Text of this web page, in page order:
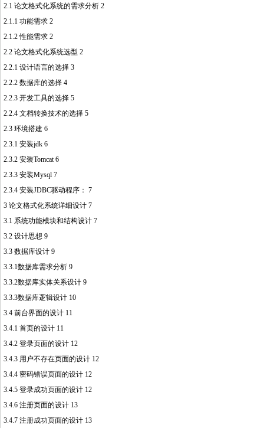
2.1 论文格式化系统的需求分析 2
2.1.1 功能需求 2
2.1.2 性能需求 2
2.2 论文格式化系统选型 2
2.2.1 设计语言的选择 3
2.2.2 数据库的选择 4
2.2.3 开发工具的选择 5
2.2.4 文档转换技术的选择 5
2.3 环境搭建 6
2.3.1 安装jdk 6
2.3.2 安装Tomcat 6
2.3.3 安装Mysql 7
2.3.4 安装JDBC驱动程序： 7
3 论文格式化系统详细设计 7
3.1 系统功能模块和结构设计 7
3.2 设计思想 9
3.3 数据库设计 9
3.3.1数据库需求分析 9
3.3.2数据库实体关系设计 9
3.3.3数据库逻辑设计 10
3.4 前台界面的设计 11
3.4.1 首页的设计 11
3.4.2 登录页面的设计 12
3.4.3 用户不存在页面的设计 12
3.4.4 密码错误页面的设计 12
3.4.5 登录成功页面的设计 12
3.4.6 注册页面的设计 13
3.4.7 注册成功页面的设计 13